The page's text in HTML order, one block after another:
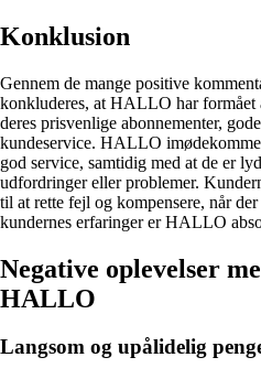
Konklusion
Gennem de mange positive
konkluderes, at HALLO har formået
deres prisvenlige abonnementer,
kundeservice. HALLO
god service, samtidig med at de er
udfordringer eller problemer.
til at rette fejl og kompensere, når
kundernes erfaringer er HALLO
Negative oplevelser
HALLO
Langsom og upålidelig